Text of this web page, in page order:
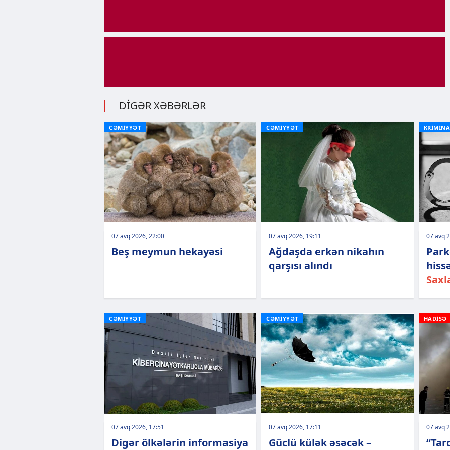
DİGƏR XƏBƏRLƏR
CƏMİYYƏT
07 avq 2026, 22:00
Beş meymun hekayəsi
CƏMİYYƏT
07 avq 2026, 19:11
Ağdaşda erkən nikahın
qarşısı alındı
07 avq
CƏMİYYƏT
07 avq 2026, 17:51
Digər ölkələrin informasiya
CƏMİYYƏT
07 avq 2026, 17:11
Güclü külək əsəcək –
HADİSƏ
07 avq